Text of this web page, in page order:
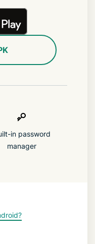
in password
manager